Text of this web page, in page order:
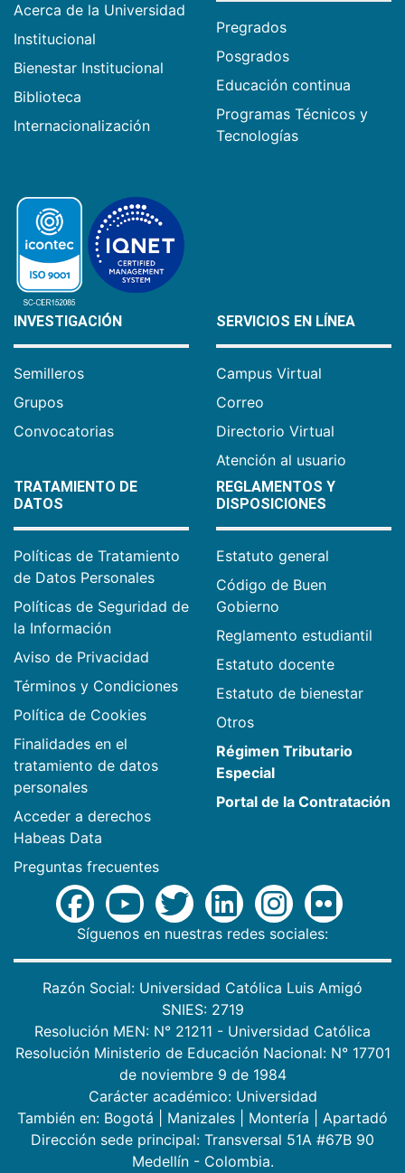
Acerca de la Universidad
Institucional
Bienestar Institucional
Biblioteca
Internacionalización
Pregrados
Posgrados
Educación continua
Programas Técnicos y
Tecnologías
INVESTIGACIÓN
Semilleros
Grupos
Convocatorias
SERVICIOS EN LÍNEA
Campus Virtual
Correo
Directorio Virtual
Atención al usuario
TRATAMIENTO DE
DATOS
Políticas de Tratamiento
de Datos Personales
Políticas de Seguridad de
la Información
Aviso de Privacidad
Términos y Condiciones
Política de Cookies
Finalidades en el
tratamiento de datos
personales
Acceder a derechos
Habeas Data
Preguntas frecuentes
REGLAMENTOS Y
DISPOSICIONES
Estatuto general
Código de Buen
Gobierno
Reglamento estudiantil
Estatuto docente
Estatuto de bienestar
Otros
Régimen Tributario
Especial
Portal de la Contratación
Síguenos en nuestras redes sociales:
Razón Social: Universidad Católica Luis Amigó
SNIES: 2719
Resolución MEN: N° 21211 - Universidad Católica
Resolución Ministerio de Educación Nacional: N° 17701
de noviembre 9 de 1984
Carácter académico: Universidad
También en: Bogotá Manizales Montería
Apartadó
Dirección sede principal: Transversal 51A #67B 90
Medellín - Colombia.